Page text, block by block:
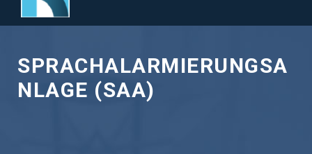
SPRACHALARMIERUNGSA
NLAGE (SAA)